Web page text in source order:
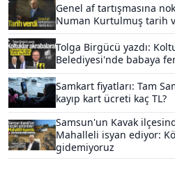
Genel af tartışmasına
Numan Kurtulmuş tarih
Tolga Birgücü yazdı:
Belediyesi'nde babaya
Samkart fiyatları: Tam
kayıp kart ücreti kaç TL?
Samsun'un Kavak
Mahalleli isyan ediyor:
gidemiyoruz